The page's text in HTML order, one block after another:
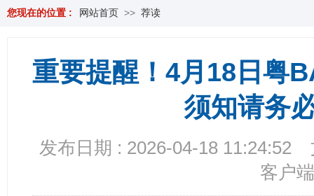
您现在的位置 : 网站首页 >> 荐读
重要提醒！4月18日粤
须知请务
发布日期 : 2026-04-18 11:24:52
客户端